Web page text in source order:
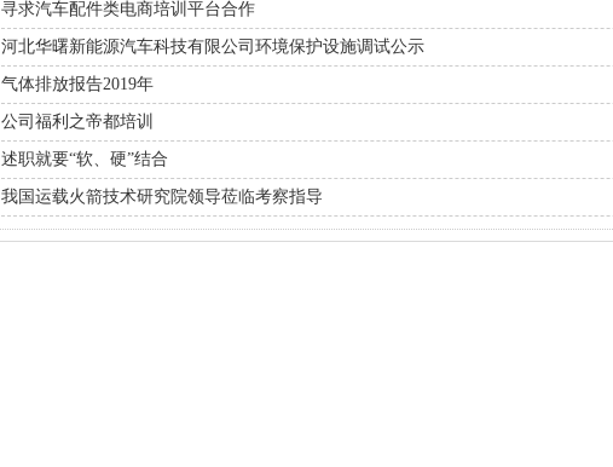
寻求汽车配件类电商培训平台合作
河北华曙新能源汽车科技有限公司环境保护设施调试公示
气体排放报告2019年
公司福利之帝都培训
述职就要“软、硬”结合
我国运载火箭技术研究院领导莅临考察指导